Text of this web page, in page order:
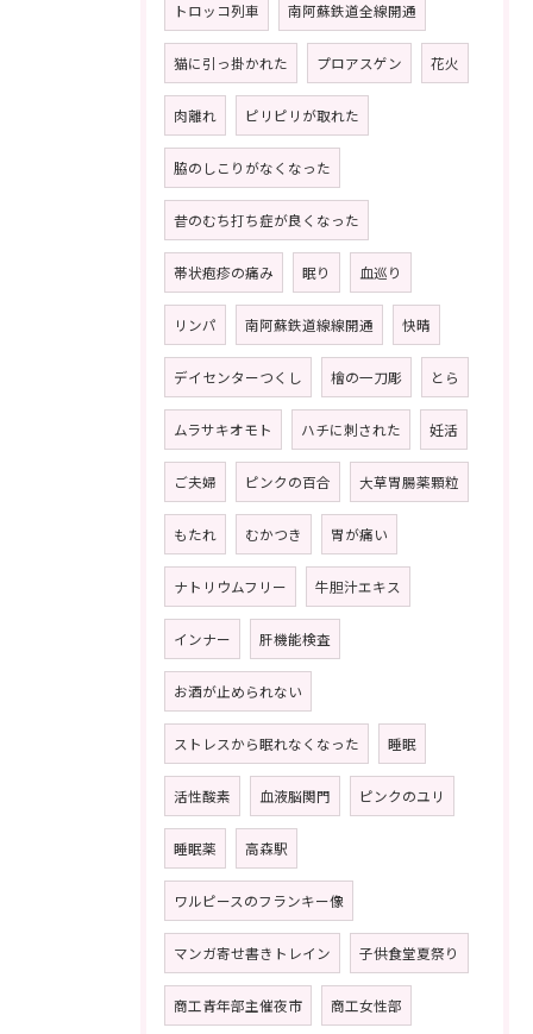
トロッコ列車 南阿蘇鉄道全線開通
猫に引っ掛かれた プロアスゲン 花火
肉離れ ピリピリが取れた
脇のしこりがなくなった
昔のむち打ち症が良くなった
帯状疱疹の痛み 眠り 血巡り
リンパ 南阿蘇鉄道線線開通 快晴
デイセンターつくし 檜の一刀彫 とら
ムラサキオモト ハチに刺された 妊活
ご夫婦 ピンクの百合 大草胃腸薬顆粒
もたれ むかつき 胃が痛い
ナトリウムフリー 牛胆汁エキス
インナー 肝機能検査
お酒が止められない
ストレスから眠れなくなった 睡眠
活性酸素 血液脳関門 ピンクのユリ
睡眠薬 高森駅
ワルピースのフランキー像
マンガ寄せ書きトレイン 子供食堂夏祭り
商工青年部主催夜市 商工女性部